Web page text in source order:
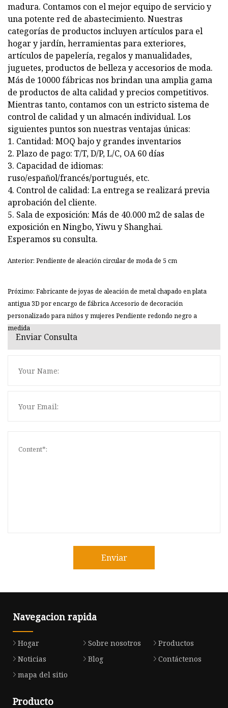
madura. Contamos con el mejor equipo de servicio y
una potente red de abastecimiento. Nuestras
categorías de productos incluyen artículos para el
hogar y jardín, herramientas para exteriores,
artículos de papelería, regalos y manualidades,
juguetes, productos de belleza y accesorios de moda.
Más de 10000 fábricas nos brindan una amplia gama
de productos de alta calidad y precios competitivos.
Mientras tanto, contamos con un estricto sistema de
control de calidad y un almacén individual. Los
siguientes puntos son nuestras ventajas únicas:
1. Cantidad: MOQ bajo y grandes inventarios
2. Plazo de pago: T/T, D/P, L/C, OA 60 días
3. Capacidad de idiomas:
ruso/español/francés/portugués, etc.
4. Control de calidad: La entrega se realizará previa
aprobación del cliente.
5. Sala de exposición: Más de 40.000 m2 de salas de
exposición en Ningbo, Yiwu y Shanghai.
Esperamos su consulta.
Anterior: Pendiente de aleación circular de moda de 5 cm
Próximo: Fabricante de joyas de aleación de metal chapado en plata
antigua 3D por encargo de fábrica Accesorio de decoración
personalizado para niños y mujeres Pendiente redondo negro a
medida
Enviar Consulta
Enviar
Navegacion rapida
Hogar Sobre nosotros
Productos
Noticias
Blog
Contáctenos
mapa del sitio
Producto